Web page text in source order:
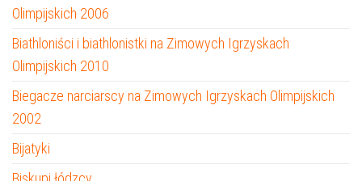
Olimpijskich 2006
Biathloniści i biathlonistki na Zimowych Igrzyskach
Olimpijskich 2010
Biegacze narciarscy na Zimowych Igrzyskach Olimpijskich
2002
Bijatyki